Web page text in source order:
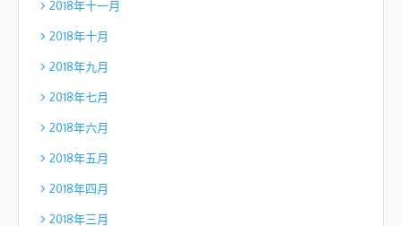
2018年十一月
2018年十月
2018年九月
2018年七月
2018年六月
2018年五月
2018年四月
2018年三月